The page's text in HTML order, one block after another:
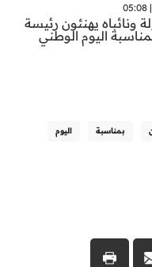
ونائباه يهنئون رئيسة
اليوم الوطني
بمناسبة اليوم